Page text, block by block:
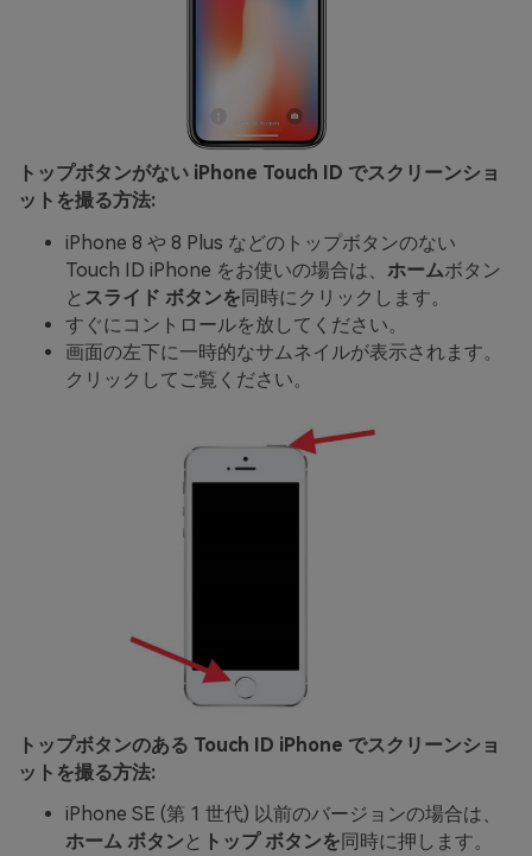
トップボタンがない iPhone Touch ID でスクリーンショ
ットを撮る方法:
iPhone 8 や 8 Plus などのトップボタンのない
Touch ID iPhone をお使いの場合は、 ホームボタン
と スライド ボタンを同時にクリックします。
すぐにコントロールを放してください。
画面の左下に一時的なサムネイルが表示されます。
クリックしてご覧ください。
トップボタンのある Touch ID iPhone でスクリーンショ
ットを撮る方法:
iPhone SE (第 1 世代) 以前のバージョンの場合は、
ホーム ボタン と トップ ボタンを 同時に押します。